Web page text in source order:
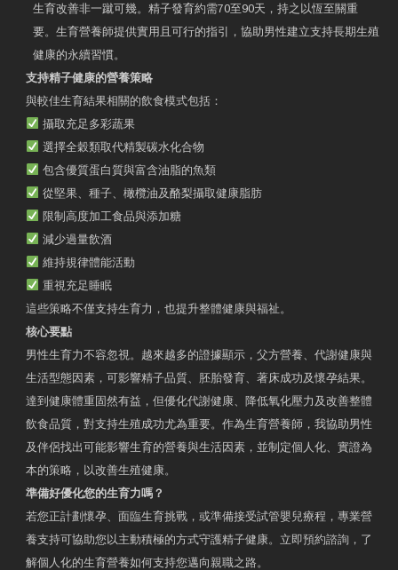
生育改善非一蹴可幾。精子發育約需70至90天，持之以恆至關重
要。生育營養師提供實用且可行的指引，協助男性建立支持長期生殖
健康的永續習慣。
支持精子健康的營養策略
與較佳生育結果相關的飲食模式包括：
攝取充足多彩蔬果
選擇全穀類取代精製碳水化合物
包含優質蛋白質與富含油脂的魚類
從堅果、種子、橄欖油及酪梨攝取健康脂肪
限制高度加工食品與添加糖
減少過量飲酒
維持規律體能活動
重視充足睡眠
這些策略不僅支持生育力，也提升整體健康與福祉。
核心要點
男性生育力不容忽視。越來越多的證據顯示，父方營養、代謝健康與
生活型態因素，可影響精子品質、胚胎發育、著床成功及懷孕結果。
達到健康體重固然有益，但優化代謝健康、降低氧化壓力及改善整體
飲食品質，對支持生殖成功尤為重要。作為生育營養師，我協助男性
及伴侶找出可能影響生育的營養與生活因素，並制定個人化、實證為
本的策略，以改善生殖健康。
準備好優化您的生育力嗎？
若您正計劃懷孕、面臨生育挑戰，或準備接受試管嬰兒療程，專業營
養支持可協助您以主動積極的方式守護精子健康。立即預約諮詢，了
解個人化的生育營養如何支持您邁向親職之路。